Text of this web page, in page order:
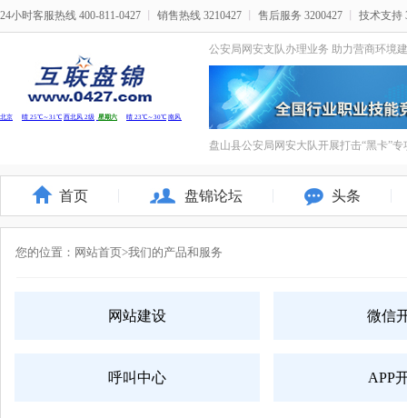
24小时客服热线 400-811-0427 销售热线 3210427 售后服务 3200427 技术支持
公安局网安支队办理业务 助力营商环境
盘山县公安局网安大队开展打击“黑卡”专
首页 盘锦论坛 头条
您的位置： 网站首页>我们的产品和服务
网站建设 微信
呼叫中心 APP